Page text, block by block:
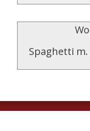
Spaghetti